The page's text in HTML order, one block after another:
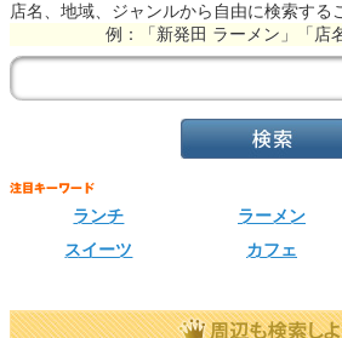
店名、地域、ジャンルから自由に検索する
例：「新発田 ラーメン」「店
ランチ ラーメン
スイーツ
カフェ